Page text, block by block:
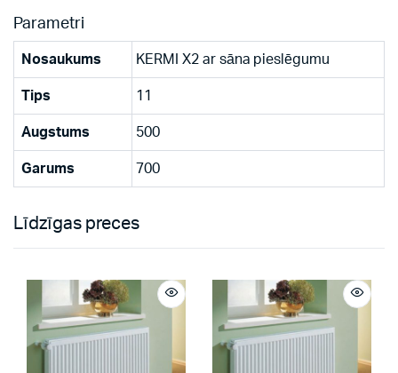
Parametri
Nosaukums KERMI X2 ar sāna pieslēgumu
Tips 11
Augstums 500
Garums 700
Līdzīgas preces